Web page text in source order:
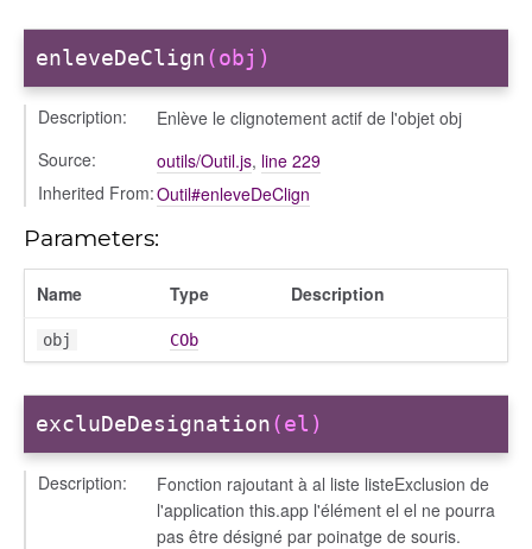
enleveDeClign(obj)
Description:
Enlève le clignotement actif de l'objet obj
Source:
outils/Outil.js, line 229
Inherited From:Outil#enleveDeClign
Parameters:
Name Type Description
obj COb
excluDeDesignation(el)
Description:
Fonction rajoutant à al liste listeExclusion de
l'application this.app l'élément el el ne pourra
pas être désigné par poinatge de souris.